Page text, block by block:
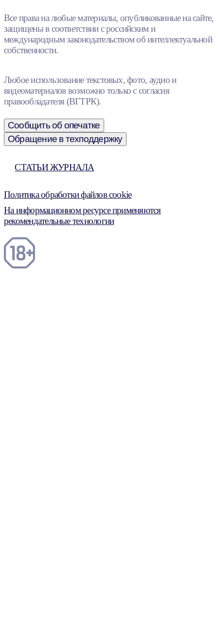
Все права на любые материалы, опубликованные на сайте,
защищены в соответствии с российским и
международным законодательством об интеллектуальной
собственности.
Любое использование текстовых, фото, аудио и
видеоматериалов возможно только с согласия
правообладателя (ВГТРК).
Сообщить об опечатке
Обращение в техподдержку
СТАТЬИ ЖУРНАЛА
Политика обработки файлов cookie
На информационном ресурсе применяются
рекомендательные технологии